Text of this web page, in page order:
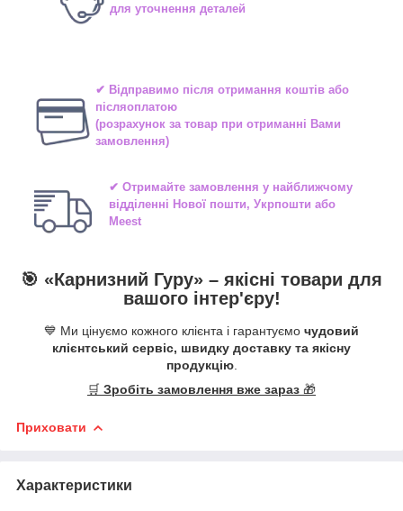
для уточнення деталей
✔ Відправимо після отримання коштів або
післяоплатою
(розрахунок за товар при отриманні Вами
замовлення)
✔ Отримайте замовлення у найближчому
відділенні Нової пошти, Укрпошти або
Meest
🎯 «Карнизний Гуру» – якісні товари для
вашого інтер'єру!
💙 Ми цінуємо кожного клієнта і гарантуємо чудовий
клієнтський сервіс, швидку доставку та якісну
продукцію.
🛒 Зробіть замовлення вже зараз 🎁
Приховати
Характеристики